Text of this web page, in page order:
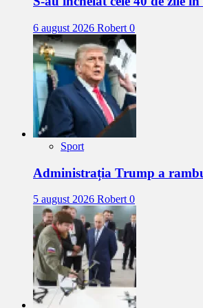
6 august 2026 Robert 0
Sport
Administrația Trump a
5 august 2026 Robert 0